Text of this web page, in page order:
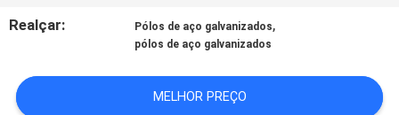
NOS
Realçar: Pólos de aço galvanizados,
pólos de aço galvanizados
MELHOR PREÇO